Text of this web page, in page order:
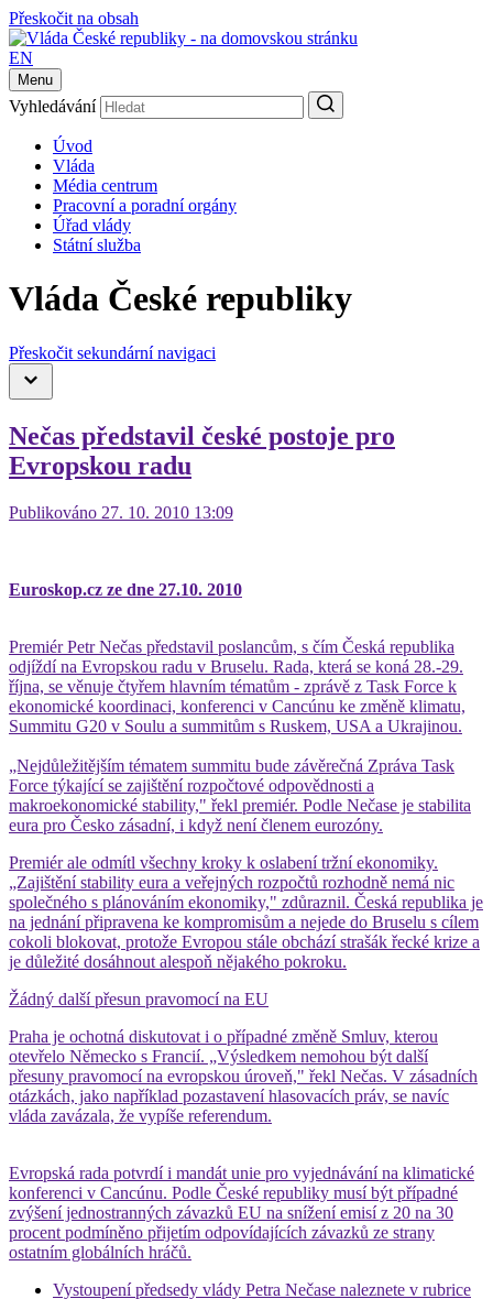
Přeskočit na obsah
EN
Menu
Vyhledávání
Úvod
Vláda
Média centrum
Pracovní a poradní orgány
Úřad vlády
Státní služba
Vláda České republiky
Přeskočit sekundární navigaci
Nečas představil české postoje pro
Evropskou radu
Publikováno 27. 10. 2010 13:09
Euroskop.cz ze dne 27.10. 2010
Premiér Petr Nečas představil poslancům, s čím Česká republika
odjíždí na Evropskou radu v Bruselu. Rada, která se koná 28.-29.
října, se věnuje čtyřem hlavním tématům - zprávě z Task Force k
ekonomické koordinaci, konferenci v Cancúnu ke změně klimatu,
Summitu G20 v Soulu a summitům s Ruskem, USA a Ukrajinou.
„Nejdůležitějším tématem summitu bude závěrečná Zpráva Task
Force týkající se zajištění rozpočtové odpovědnosti a
makroekonomické stability," řekl premiér. Podle Nečase je stabilita
eura pro Česko zásadní, i když není členem eurozóny.
Premiér ale odmítl všechny kroky k oslabení tržní ekonomiky.
„Zajištění stability eura a veřejných rozpočtů rozhodně nemá nic
společného s plánováním ekonomiky," zdůraznil. Česká republika je
na jednání připravena ke kompromisům a nejede do Bruselu s cílem
cokoli blokovat, protože Evropou stále obchází strašák řecké krize a
je důležité dosáhnout alespoň nějakého pokroku.
Žádný další přesun pravomocí na EU
Praha je ochotná diskutovat i o případné změně Smluv, kterou
otevřelo Německo s Francií. „Výsledkem nemohou být další
přesuny pravomocí na evropskou úroveň," řekl Nečas. V zásadních
otázkách, jako například pozastavení hlasovacích práv, se navíc
vláda zavázala, že vypíše referendum.
Evropská rada potvrdí i mandát unie pro vyjednávání na klimatické
konferenci v Cancúnu. Podle České republiky musí být případné
zvýšení jednostranných závazků EU na snížení emisí z 20 na 30
procent podmíněno přijetím odpovídajících závazků ze strany
ostatním globálních hráčů.
Vystoupení předsedy vlády Petra Nečase naleznete v rubrice